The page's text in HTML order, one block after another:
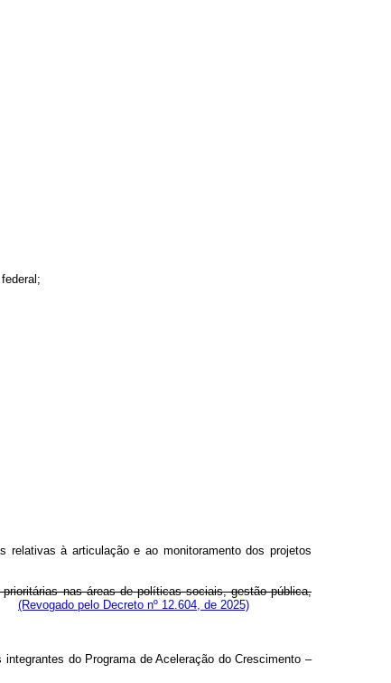
relativas à articulação e ao monitoramento dos projetos
nas áreas de políticas sociais, gestão pública,
(Revogado pelo Decreto nº 12.604, de 2025)
do Programa de Aceleração do Crescimento –